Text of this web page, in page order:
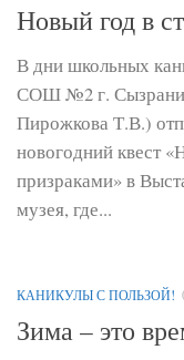
Новый год в
В дни школьных
СОШ №2 г. Сызрани
Пирожкова Т.В.)
новогодний квест
призраками» в
музея, где...
КАНИКУЛЫ С ПОЛЬЗОЙ!
Зима – это